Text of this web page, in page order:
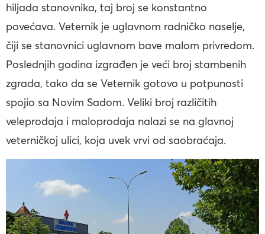
hiljada stanovnika, taj broj se konstantno
povećava. Veternik je uglavnom radničko naselje,
čiji se stanovnici uglavnom bave malom privredom.
Poslednjih godina izgrađen je veći broj stambenih
zgrada, tako da se Veternik gotovo u potpunosti
spojio sa Novim Sadom. Veliki broj različitih
veleprodaja i maloprodaja nalazi se na glavnoj
veterničkoj ulici, koja uvek vrvi od saobraćaja.